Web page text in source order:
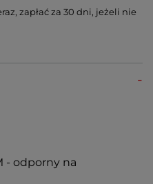
zapłać za 30 dni, jeżeli nie
- odporny na